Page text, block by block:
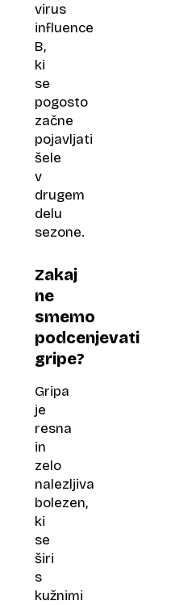
virus
influence
B,
ki
se
pogosto
začne
pojavljati
šele
v
drugem
delu
sezone.
Zakaj
ne
smemo
podcenjevati
gripe?
Gripa
je
resna
in
zelo
nalezljiva
bolezen,
ki
se
širi
s
kužnimi